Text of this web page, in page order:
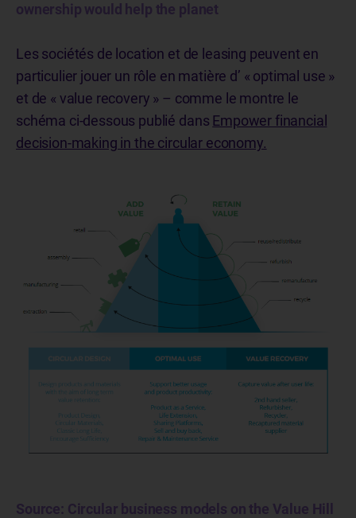
ownership would help the planet
Les sociétés de location et de leasing peuvent en
particulier jouer un rôle en matière d’ « optimal use »
et de « value recovery » – comme le montre le
schéma ci-dessous publié dans Empower financial
decision-making in the circular economy.
Source: Circular business models on the Value Hill